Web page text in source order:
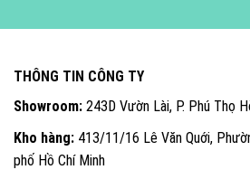
THÔNG TIN CÔNG TY
Showroom: 243D Vườn Lài, P. Phú Thọ
Kho hàng: 413/11/16 Lê Văn Quới,
phố Hồ Chí Minh